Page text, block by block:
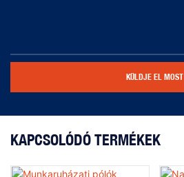
KÜLDJE EL MOST
KAPCSOLÓDÓ TERMÉKEK